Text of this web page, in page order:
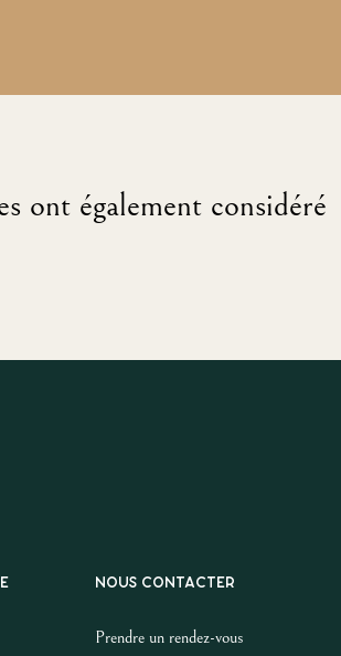
ont également considéré
NOUS CONTACTER
Prendre un rendez-vous